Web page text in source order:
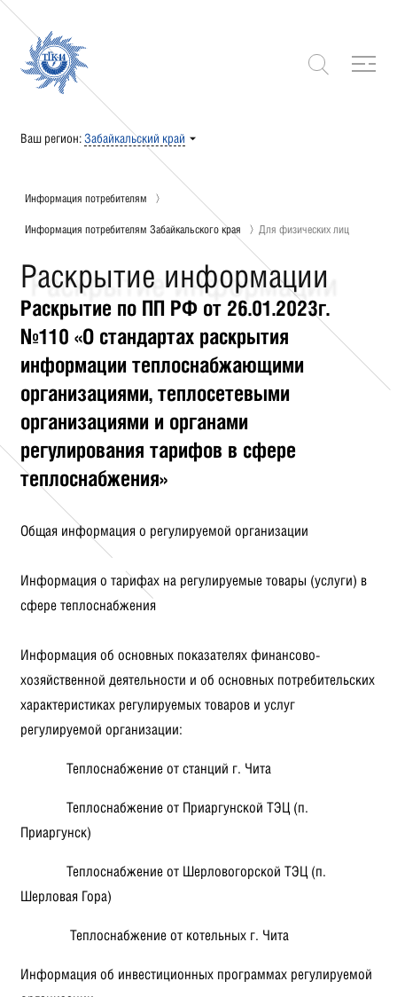
Ваш регион: Забайкальский край
Информация потребителям
Информация потребителям Забайкальского края Для физических лиц
Раскрытие информации
Раскрытие по ПП РФ от 26.01.2023г.
№110 «О стандартах раскрытия
информации теплоснабжающими
организациями, теплосетевыми
организациями и органами
регулирования тарифов в сфере
теплоснабжения»
Общая информация о регулируемой организации
Информация о тарифах на регулируемые товары (услуги) в
сфере теплоснабжения
Информация об основных показателях финансово-
хозяйственной деятельности и об основных потребительских
характеристиках регулируемых товаров и услуг
регулируемой организации:
Теплоснабжение от станций г. Чита
Теплоснабжение от Приаргунской ТЭЦ (п.
Приаргунск)
Теплоснабжение от Шерловогорской ТЭЦ (п.
Шерловая Гора)
Теплоснабжение от котельных г. Чита
Информация об инвестиционных программах регулируемой